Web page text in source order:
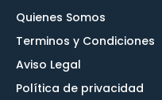
Quienes Somos
Terminos y Condiciones
Aviso Legal
Política de privacidad